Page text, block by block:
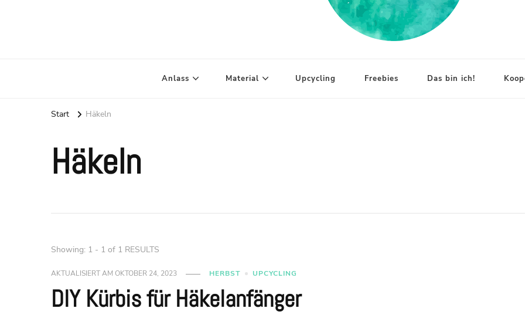
Anlass Material Upcycling Freebies Das bin ich!
Start Häkeln
Häkeln
Showing: 1 - 1 of 1 RESULTS
AKTUALISIERT AMOKTOBER 24, 2023 HERBST UPCYCLING
DIY Kürbis für Häkelanfänger